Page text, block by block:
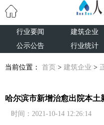
行业要闻 建筑企业
公示公告
行业统计
当前位置： 首页 > 建筑企业 >
哈尔滨市新增治愈出院本土
时间：2021-10-14 12:26:14